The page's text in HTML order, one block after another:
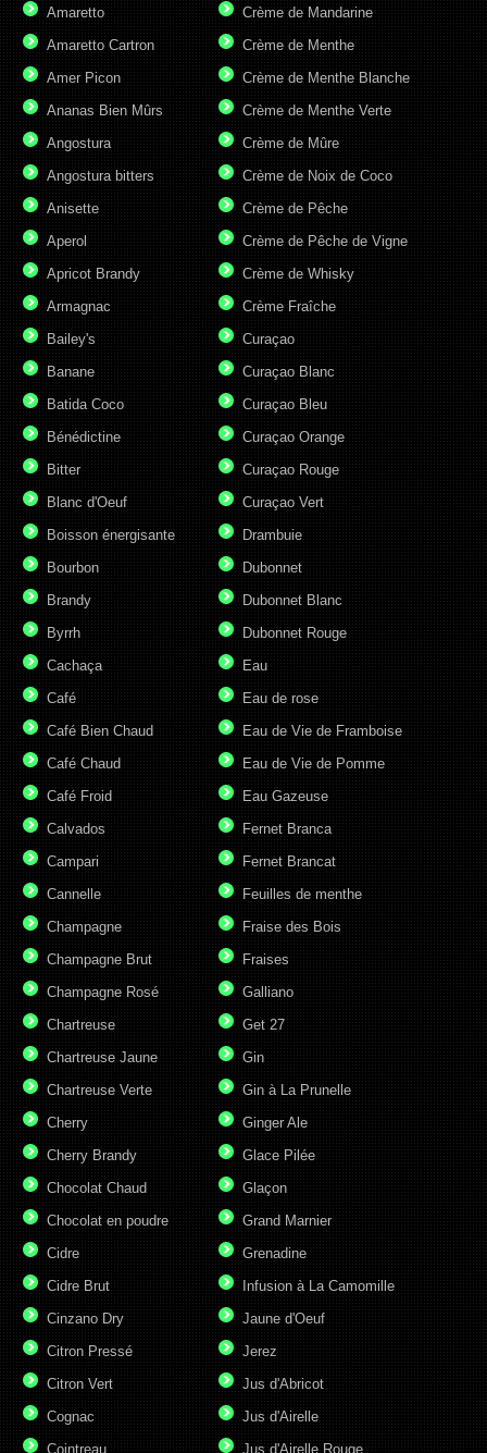
Amaretto
Amaretto Cartron
Amer Picon
Ananas Bien Mûrs
Angostura
Angostura bitters
Anisette
Aperol
Apricot Brandy
Armagnac
Bailey's
Banane
Batida Coco
Bénédictine
Bitter
Blanc d'Oeuf
Boisson énergisante
Bourbon
Brandy
Byrrh
Cachaça
Café
Café Bien Chaud
Café Chaud
Café Froid
Calvados
Campari
Cannelle
Champagne
Champagne Brut
Champagne Rosé
Chartreuse
Chartreuse Jaune
Chartreuse Verte
Cherry
Cherry Brandy
Chocolat Chaud
Chocolat en poudre
Cidre
Cidre Brut
Cinzano Dry
Citron Pressé
Citron Vert
Cognac
Cointreau
Crème de Mandarine
Crème de Menthe
Crème de Menthe Blanche
Crème de Menthe Verte
Crème de Mûre
Crème de Noix de Coco
Crème de Pêche
Crème de Pêche de Vigne
Crème de Whisky
Crème Fraîche
Curaçao
Curaçao Blanc
Curaçao Bleu
Curaçao Orange
Curaçao Rouge
Curaçao Vert
Drambuie
Dubonnet
Dubonnet Blanc
Dubonnet Rouge
Eau
Eau de rose
Eau de Vie de Framboise
Eau de Vie de Pomme
Eau Gazeuse
Fernet Branca
Fernet Brancat
Feuilles de menthe
Fraise des Bois
Fraises
Galliano
Get 27
Gin
Gin à La Prunelle
Ginger Ale
Glace Pilée
Glaçon
Grand Marnier
Grenadine
Infusion à La Camomille
Jaune d'Oeuf
Jerez
Jus d'Abricot
Jus d'Airelle
Jus d'Airelle Rouge